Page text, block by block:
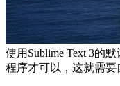
使用Sublime Text 3的
程序才可以，这就需